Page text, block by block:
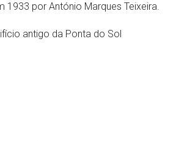
1933 por António Marques Teixeira.